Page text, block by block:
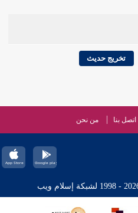
تخريج حديث
اتصل بنا من نحن